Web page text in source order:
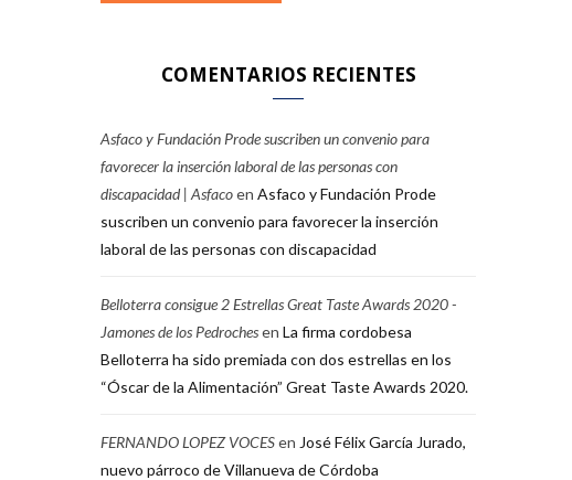
COMENTARIOS RECIENTES
Asfaco y Fundación Prode suscriben un convenio para
favorecer la inserción laboral de las personas con
discapacidad | Asfacoen Asfaco y Fundación Prode
suscriben un convenio para favorecer la inserción
laboral de las personas con discapacidad
Belloterra consigue 2 Estrellas Great Taste Awards 2020 -
Jamones de los Pedrochesen La firma cordobesa
Belloterra ha sido premiada con dos estrellas en los
“Óscar de la Alimentación” Great Taste Awards 2020.
FERNANDO LOPEZ VOCESen José Félix García Jurado,
nuevo párroco de Villanueva de Córdoba